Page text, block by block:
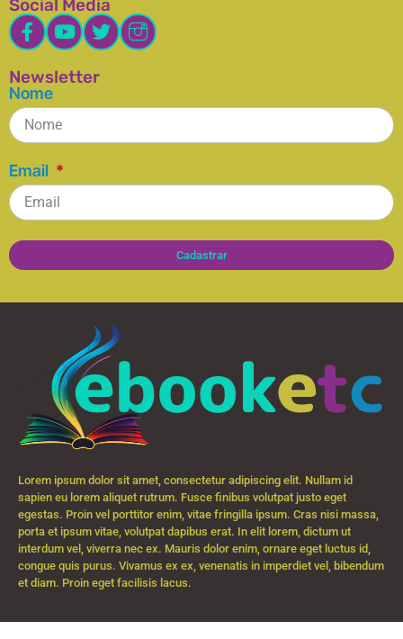
Social Media
Newsletter
Nome
Email
Cadastrar
Lorem ipsum dolor sit amet, consectetur adipiscing elit. Nullam id
sapien eu lorem aliquet rutrum. Fusce finibus volutpat justo eget
egestas. Proin vel porttitor enim, vitae fringilla ipsum. Cras nisi massa,
porta et ipsum vitae, volutpat dapibus erat. In elit lorem, dictum ut
interdum vel, viverra nec ex. Mauris dolor enim, ornare eget luctus id,
congue quis purus. Vivamus ex ex, venenatis in imperdiet vel, bibendum
et diam. Proin eget facilisis lacus.